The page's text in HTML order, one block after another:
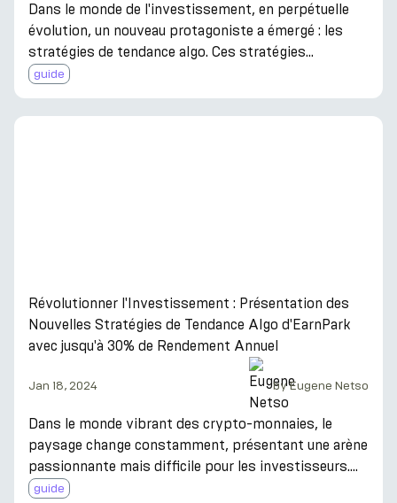
Dans le monde de l'investissement, en perpétuelle
évolution, un nouveau protagoniste a émergé : les
stratégies de tendance algo. Ces stratégies
sophistiquées, alimentées par des algorithmes
avancés, ont rapidement pris de l'importance,
révolutionnant la manière d'aborder les
guide
Révolutionner l'Investissement : Présentation des
Nouvelles Stratégies de Tendance Algo d'EarnPark
avec jusqu'à 30% de Rendement Annuel
Jan 18, 2024 byEugene Netso
Dans le monde vibrant des crypto-monnaies, le
paysage change constamment, présentant une arène
passionnante mais difficile pour les investisseurs.
Ici, l'inattendu est routinier, posant les bases pour
guide